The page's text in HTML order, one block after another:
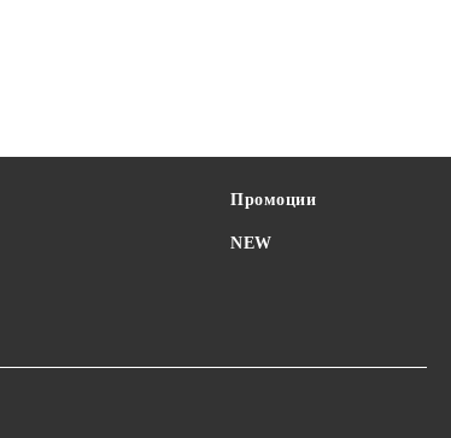
Промоции
NEW